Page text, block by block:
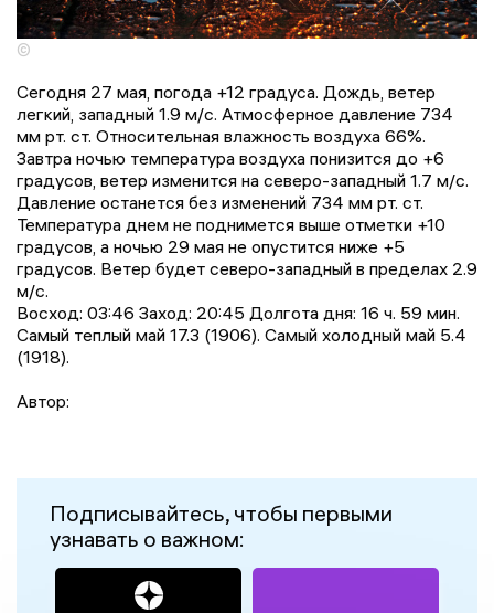
©
Сегодня 27 мая, погода +12 градусa. Дождь, ветер
легкий, западный 1.9 м/с. Атмосферное давление 734
мм рт. ст. Относительная влажность воздуха 66%.
Завтра ночью температура воздуха понизится до +6
градусов, ветер изменится на северо-западный 1.7 м/с.
Давление останется без изменений 734 мм рт. ст.
Температура днем не поднимется выше отметки +10
градусов, a ночью 29 мая не опустится ниже +5
градусов. Ветер будет северо-западный в пределах 2.9
м/с.
Восход: 03:46 Заход: 20:45 Долгота дня: 16 ч. 59 мин.
Самый теплый май 17.3 (1906). Самый холодный май 5.4
(1918).
Автор:
Подписывайтесь, чтобы первыми
узнавать о важном: